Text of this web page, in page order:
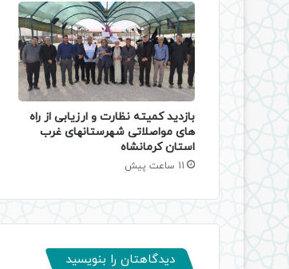
بازدید کمیته نظارت و ارزیابی از راه
های مواصلاتی شهرستانهای غرب
استان کرمانشاه
11 ساعت پیش
دیدگاهتان را بنویسید